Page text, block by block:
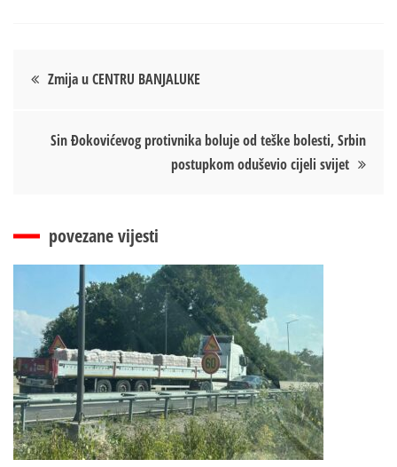
Кретање
Zmija u CENTRU BANJALUKE
Sin Đokovićevog protivnika boluje od teške bolesti, Srbin
postupkom oduševio cijeli svijet
povezane vijesti